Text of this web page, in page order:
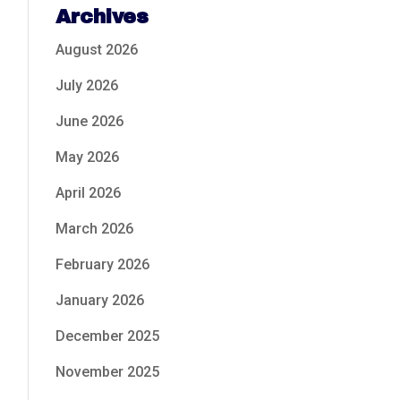
Archives
August 2026
July 2026
June 2026
May 2026
April 2026
March 2026
February 2026
January 2026
December 2025
November 2025